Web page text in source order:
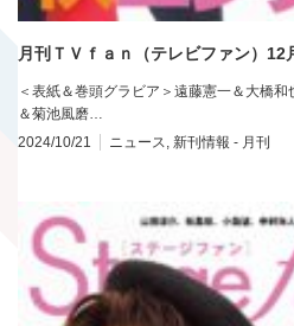
月刊ＴＶｆａｎ（テレビファン）
＜表紙＆巻頭グラビア＞遠藤憲一＆大橋
＆菊池風磨…
2024/10/21
ニュース 新刊情報 - 月刊